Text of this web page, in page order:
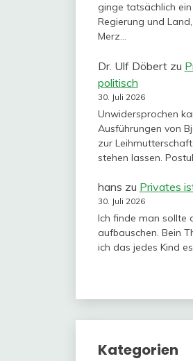
ginge tatsächlich
Regierung und
Merz…
Dr. Ulf Döbertzu
politisch
30. Juli 2026
Unwidersprochen
Ausführungen von
zur
stehen lassen.
hans zu Privates
30. Juli 2026
Ich finde man sollte
aufbauschen. Bein
ich das jedes Kind
Kategorien